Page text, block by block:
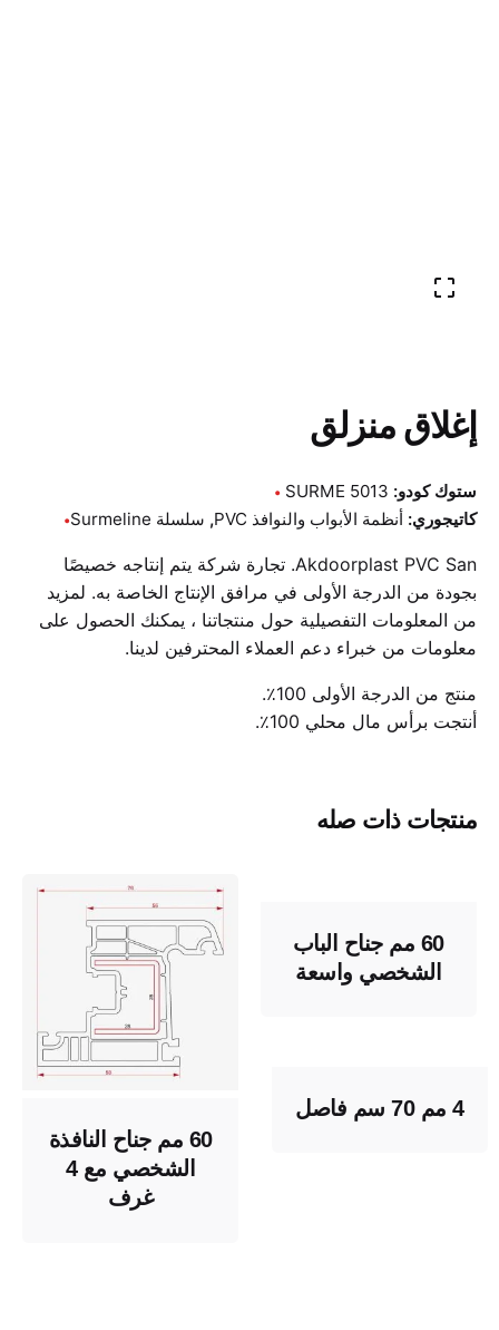
إغلاق منزلق
ستوك كودو: SURME 5013
كاتيجوري: أنظمة الأبواب والنوافذ PVC , سلسلة Surmeline
Akdoorplast PVC San. تجارة شركة يتم إنتاجه خصيصًا
بجودة من الدرجة الأولى في مرافق الإنتاج الخاصة به. لمزيد
من المعلومات التفصيلية حول منتجاتنا ، يمكنك الحصول على
معلومات من خبراء دعم العملاء المحترفين لدينا.
منتج من الدرجة الأولى 100٪.
أنتجت برأس مال محلي 100٪.
منتجات ذات صله
60 مم جناح النافذة
الشخصي مع 4
غرف
60 مم جناح الباب
الشخصي واسعة
4 مم 70 سم فاصل